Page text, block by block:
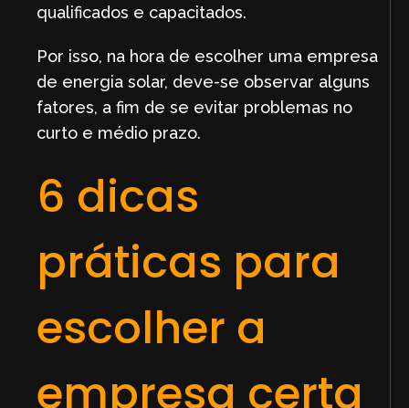
qualificados e capacitados.
Por isso, na hora de escolher uma empresa
de energia solar, deve-se observar alguns
fatores, a fim de se evitar problemas no
curto e médio prazo.
6 dicas
práticas para
escolher a
empresa certa